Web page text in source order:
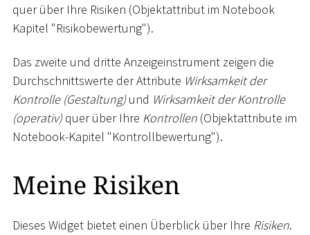
quer über Ihre Risiken (Objektattribut im Notebook
Kapitel "Risikobewertung").
Das zweite und dritte Anzeigeinstrument zeigen die
Durchschnittswerte der Attribute Wirksamkeit der
Kontrolle (Gestaltung)und Wirksamkeit der Kontrolle
(operativ)quer über Ihre Kontrollen (Objektattribute im
Notebook-Kapitel "Kontrollbewertung").
Meine Risiken
Dieses Widget bietet einen Überblick über Ihre Risiken.